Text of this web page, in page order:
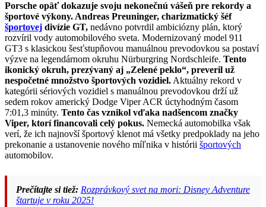
Porsche opäť dokazuje svoju nekonečnú vášeň pre rekordy a
športové výkony. Andreas Preuninger, charizmatický šéf
športovej divízie GT, nedávno potvrdil ambiciózny plán, ktorý
rozvíril vody automobilového sveta. Modernizovaný model 911
GT3 s klasickou šesťstupňovou manuálnou prevodovkou sa postaví
výzve na legendárnom okruhu Nürburgring Nordschleife. Tento
ikonický okruh, prezývaný aj „Zelené peklo“, preveril už
nespočetné množstvo športových vozidiel. Aktuálny rekord v
kategórii sériových vozidiel s manuálnou prevodovkou drží už
sedem rokov americký Dodge Viper ACR úctyhodným časom
7:01,3 minúty. Tento čas vznikol vďaka nadšencom značky
Viper, ktorí financovali celý pokus. Nemecká automobilka však
verí, že ich najnovší športový klenot má všetky predpoklady na jeho
prekonanie a ustanovenie nového míľnika v histórii športových
automobilov.
Prečítajte si tiež: Rozprávkový svet na mori: Disney Adventure
štartuje v roku 2025!